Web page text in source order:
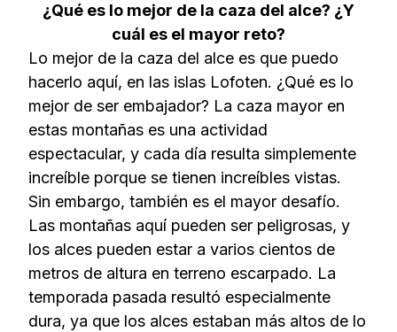
¿Qué es lo mejor de la caza del alce? ¿Y
cuál es el mayor reto?
Lo mejor de la caza del alce es que puedo
hacerlo aquí, en las islas Lofoten. ¿Qué es lo
mejor de ser embajador? La caza mayor en
estas montañas es una actividad
espectacular, y cada día resulta simplemente
increíble porque se tienen increíbles vistas.
Sin embargo, también es el mayor desafío.
Las montañas aquí pueden ser peligrosas, y
los alces pueden estar a varios cientos de
metros de altura en terreno escarpado. La
temporada pasada resultó especialmente
dura, ya que los alces estaban más altos de lo